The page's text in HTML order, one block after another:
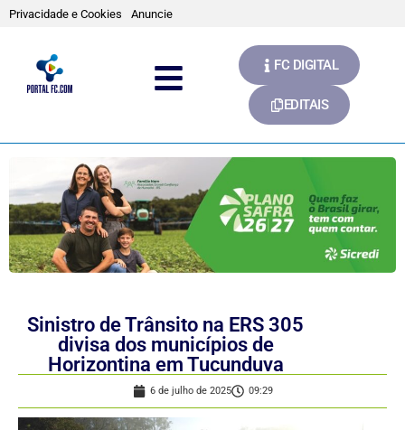
Privacidade e Cookies Anuncie
FC DIGITAL
EDITAIS
Sinistro de Trânsito na ERS 305
divisa dos municípios de
Horizontina em Tucunduva
6 de julho de 2025 09:29